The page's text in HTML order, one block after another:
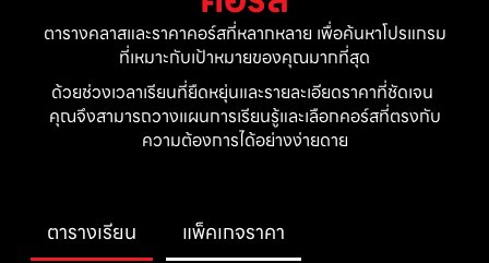
ตารางคลาสและราคาคอร์สที่หลากหลาย เพื่อค้นหาโปรแกรม
ที่เหมาะกับเป้าหมายของคุณมากที่สุด
ด้วยช่วงเวลาเรียนที่ยืดหยุ่นและรายละเอียดราคาที่ชัดเจน
คุณจึงสามารถวางแผนการเรียนรู้และเลือกคอร์สที่ตรงกับ
ความต้องการได้อย่างง่ายดาย
ตารางเรียน แพ็คเกจราคา